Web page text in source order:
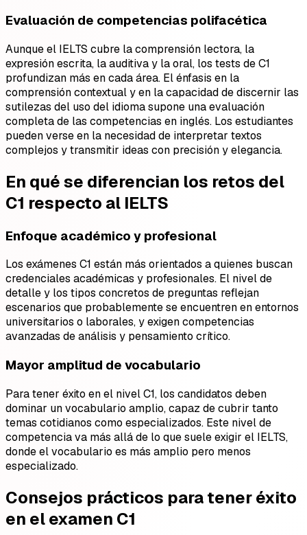
Evaluación de competencias polifacética
Aunque el IELTS cubre la comprensión lectora, la
expresión escrita, la auditiva y la oral, los tests de C1
profundizan más en cada área. El énfasis en la
comprensión contextual y en la capacidad de discernir las
sutilezas del uso del idioma supone una evaluación
completa de las competencias en inglés. Los estudiantes
pueden verse en la necesidad de interpretar textos
complejos y transmitir ideas con precisión y elegancia.
En qué se diferencian los retos del
C1 respecto al IELTS
Enfoque académico y profesional
Los exámenes C1 están más orientados a quienes buscan
credenciales académicas y profesionales. El nivel de
detalle y los tipos concretos de preguntas reflejan
escenarios que probablemente se encuentren en entornos
universitarios o laborales, y exigen competencias
avanzadas de análisis y pensamiento crítico.
Mayor amplitud de vocabulario
Para tener éxito en el nivel C1, los candidatos deben
dominar un vocabulario amplio, capaz de cubrir tanto
temas cotidianos como especializados. Este nivel de
competencia va más allá de lo que suele exigir el IELTS,
donde el vocabulario es más amplio pero menos
especializado.
Consejos prácticos para tener éxito
en el examen C1